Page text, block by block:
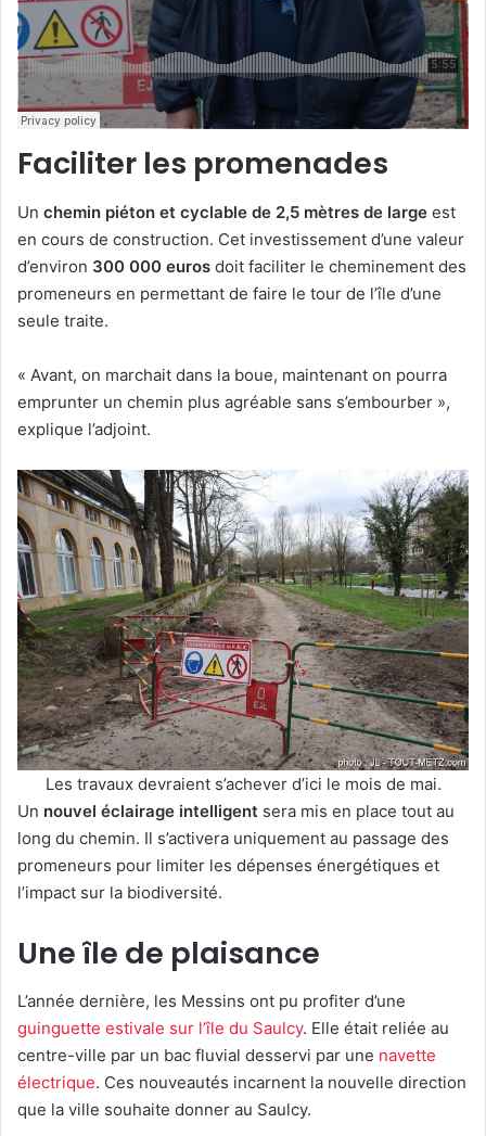
Faciliter les promenades
Un chemin piéton et cyclable de 2,5 mètres de large est
en cours de construction. Cet investissement d’une valeur
d’environ 300 000 euros doit faciliter le cheminement des
promeneurs en permettant de faire le tour de l’île d’une
seule traite.
« Avant, on marchait dans la boue, maintenant on pourra
emprunter un chemin plus agréable sans s’embourber »,
explique l’adjoint.
Les travaux devraient s’achever d’ici le mois de mai.
Un nouvel éclairage intelligent sera mis en place tout au
long du chemin. Il s’activera uniquement au passage des
promeneurs pour limiter les dépenses énergétiques et
l’impact sur la biodiversité.
Une île de plaisance
L’année dernière, les Messins ont pu profiter d’une
guinguette estivale sur l’île du Saulcy. Elle était reliée au
centre-ville par un bac fluvial desservi par une navette
électrique. Ces nouveautés incarnent la nouvelle direction
que la ville souhaite donner au Saulcy.